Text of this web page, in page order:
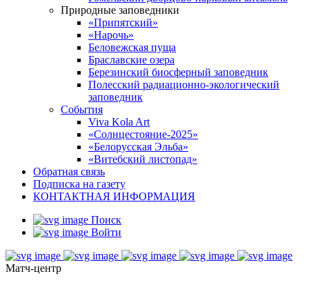
Природные заповедники
«Припятский»
«Нарочь»
Беловежская пуща
Браславские озера
Березинский биосферный заповедник
Полесский радиационно-экологический
заповедник
События
Viva Kola Art
«Солнцестояние-2025»
«Белорусская Эльба»
«Витебский листопад»
Обратная связь
Подписка на газету
КОНТАКТНАЯ ИНФОРМАЦИЯ
Поиск
Войти
Матч-центр